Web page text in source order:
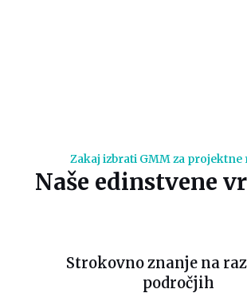
Zakaj izbrati GMM za projektne
Naše edinstvene
Strokovno znanje na
področjih